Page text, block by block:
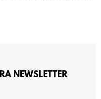
NEWSLETTER